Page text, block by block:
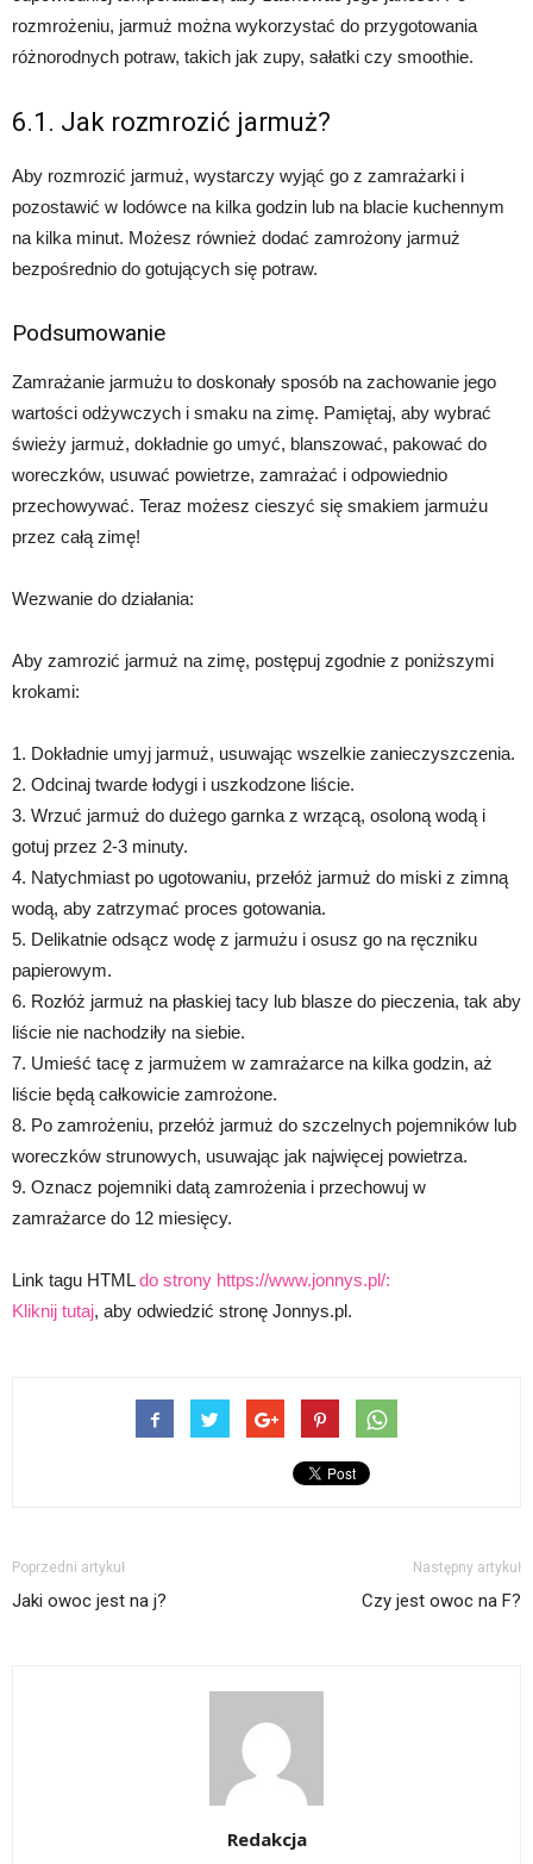
rozmrożeniu, jarmuż można wykorzystać do przygotowania
różnorodnych potraw, takich jak zupy, sałatki czy smoothie.
6.1. Jak rozmrozić jarmuż?
Aby rozmrozić jarmuż, wystarczy wyjąć go z zamrażarki i
pozostawić w lodówce na kilka godzin lub na blacie kuchennym
na kilka minut. Możesz również dodać zamrożony jarmuż
bezpośrednio do gotujących się potraw.
Podsumowanie
Zamrażanie jarmużu to doskonały sposób na zachowanie jego
wartości odżywczych i smaku na zimę. Pamiętaj, aby wybrać
świeży jarmuż, dokładnie go umyć, blanszować, pakować do
woreczków, usuwać powietrze, zamrażać i odpowiednio
przechowywać. Teraz możesz cieszyć się smakiem jarmużu
przez całą zimę!
Wezwanie do działania:
Aby zamrozić jarmuż na zimę, postępuj zgodnie z poniższymi
krokami:
1. Dokładnie umyj jarmuż, usuwając wszelkie zanieczyszczenia.
2. Odcinaj twarde łodygi i uszkodzone liście.
3. Wrzuć jarmuż do dużego garnka z wrzącą, osoloną wodą i
gotuj przez 2-3 minuty.
4. Natychmiast po ugotowaniu, przełóż jarmuż do miski z zimną
wodą, aby zatrzymać proces gotowania.
5. Delikatnie odsącz wodę z jarmużu i osusz go na ręczniku
papierowym.
6. Rozłóż jarmuż na płaskiej tacy lub blasze do pieczenia, tak aby
liście nie nachodziły na siebie.
7. Umieść tacę z jarmużem w zamrażarce na kilka godzin, aż
liście będą całkowicie zamrożone.
8. Po zamrożeniu, przełóż jarmuż do szczelnych pojemników lub
woreczków strunowych, usuwając jak najwięcej powietrza.
9. Oznacz pojemniki datą zamrożenia i przechowuj w
zamrażarce do 12 miesięcy.
Link tagu HTMLdo strony https://www.jonnys.pl/:
Kliknij tutaj, aby odwiedzić stronę Jonnys.pl.
Poprzedni artykuł
Jaki owoc jest na j?
Następny artykuł
Czy jest owoc na F?
Redakcja